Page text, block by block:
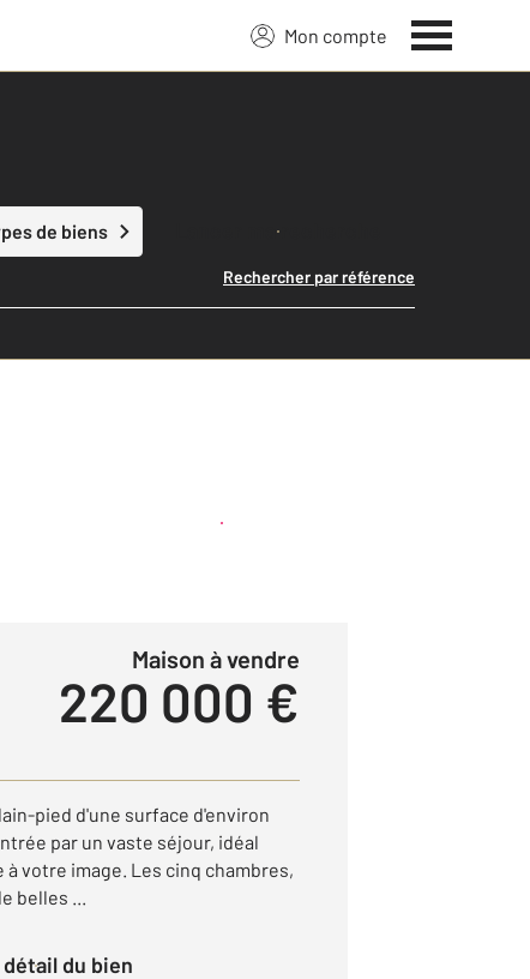
Mon compte
de biens Lancer ma recherche
Rechercher par référence
Créer une alerte
Maison à vendre
220 000 €
pied d'une surface d'environ
par un vaste séjour, idéal
votre image. Les cinq chambres,
belles ...
détail du bien